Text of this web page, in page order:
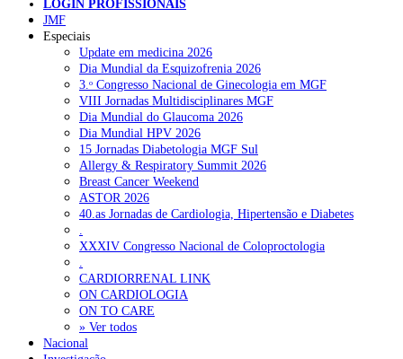
NOTÍCIAS RECENTES
Portugal está a formar os médicos de que precisa?
Estudantes de Medicina representados na 79.ª World Health
Assembly 6 de Agosto, 2026
SCORA X-Change Portugal promove formação internacional
em saúde sexual e reprodutiva
ANEM reúne com coordenador do Pacto Estratégico para a
Saúde
Sindicato diz que nova carreira de médicos dentistas reforça
estabilidade no SNS 6 de Agosto, 2026
NOTÍCIAS MAIS LIDAS
LOGIN PROFISSIONAIS
JMF
Especiais
Update em medicina 2026
Dia Mundial da Esquizofrenia 2026
3.ᵒ Congresso Nacional de Ginecologia em MGF
VIII Jornadas Multidisciplinares MGF
Dia Mundial do Glaucoma 2026
Dia Mundial HPV 2026
15 Jornadas Diabetologia MGF Sul
Allergy & Respiratory Summit 2026
Breast Cancer Weekend
ASTOR 2026
40.as Jornadas de Cardiologia, Hipertensão e Diabetes
.
XXXIV Congresso Nacional de Coloproctologia
.
CARDIORRENAL LINK
ON CARDIOLOGIA
ON TO CARE
» Ver todos
Nacional